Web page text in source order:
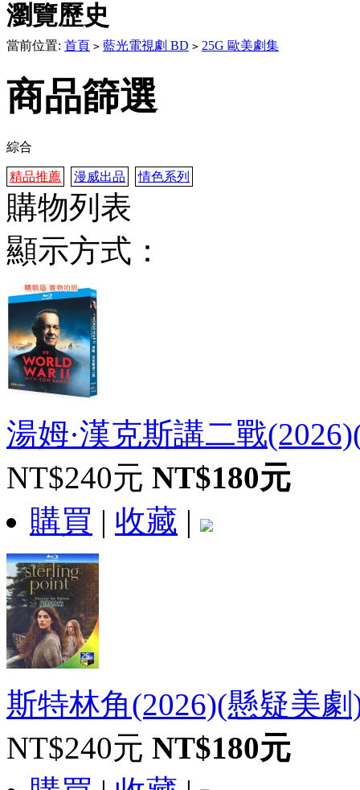
瀏覽歷史
當前位置: 首頁 > 藍光電視劇 BD > 25G 歐美劇集
商品篩選
綜合
精品推薦 漫威出品 情色系列
購物列表
顯示方式：
湯姆·漢克斯講二戰
NT$240元 NT$180元
購買 | 收藏 |
斯特林角(2026)(懸疑美
NT$240元 NT$180元